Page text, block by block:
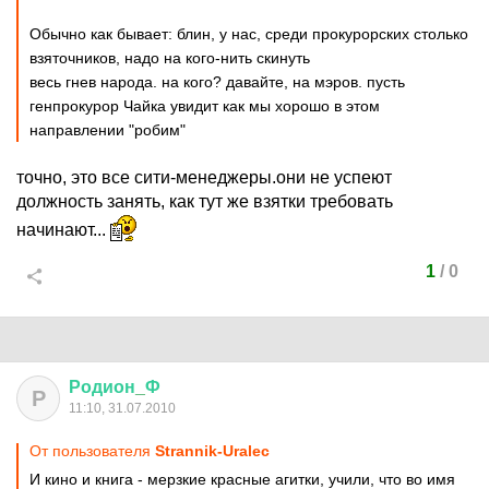
Обычно как бывает: блин, у нас, среди прокурорских столько
взяточников, надо на кого-нить скинуть
весь гнев народа. на кого? давайте, на мэров. пусть
генпрокурор Чайка увидит как мы хорошо в этом
направлении "робим"
точно, это все сити-менеджеры.они не успеют
должность занять, как тут же взятки требовать
начинают...
1/ 0
Р Родион Ф
11:10, 31.07.2010
От пользователя Strannik-Uralec
И кино и книга - мерзкие красные агитки, учили, что во имя